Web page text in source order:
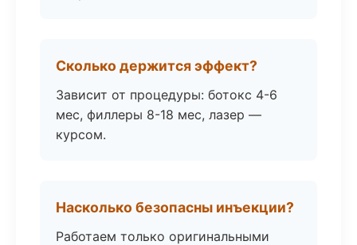
Сколько держится эффект?
Зависит от процедуры: ботокс 4-6
мес, филлеры 8-18 мес, лазер —
курсом.
Насколько безопасны инъекции?
Работаем только оригинальными